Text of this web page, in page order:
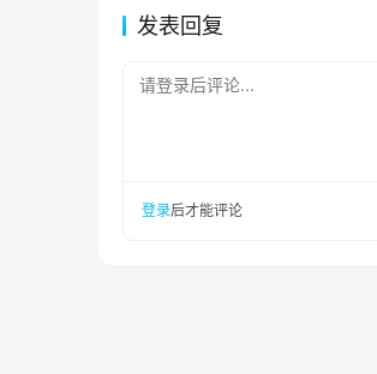
发表回复
请登录后评论...
登录后才能评论